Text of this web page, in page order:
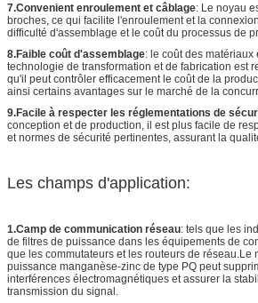
7.Convenient enroulement et câblage: Le noyau
broches, ce qui facilite l'enroulement et la
difficulté d'assemblage et le coût du processus de
8.Faible coût d'assemblage: le coût des
technologie de transformation et de fabrication est
qu'il peut contrôler efficacement le coût de la
ainsi certains avantages sur le marché de la
9.Facile à respecter les réglementations de
conception et de production, il est plus facile de
et normes de sécurité pertinentes, assurant la
Les champs d'application:
1.Camp de communication réseau: tels que les
de filtres de puissance dans les équipements de
que les commutateurs et les routeurs de réseau.Le
puissance manganèse-zinc de type PQ peut
interférences électromagnétiques et assurer la
transmission du signal.